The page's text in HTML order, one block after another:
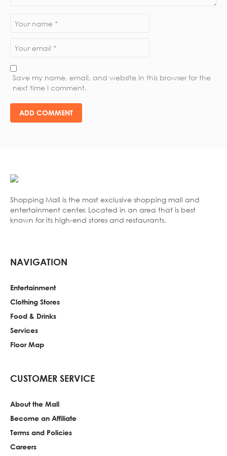
Save my name, email, and website in this browser for the
next time I comment.
Shopping Mall is the most exclusive shopping mall and
entertainment center. Located in an area that is best
known for its high-end stores and restaurants.
NAVIGATION
Entertainment
Clothing Stores
Food & Drinks
Services
Floor Map
CUSTOMER SERVICE
About the Mall
Become an Affiliate
Terms and Policies
Careers